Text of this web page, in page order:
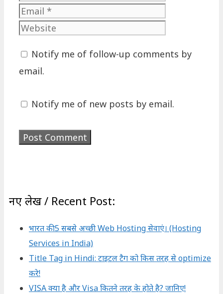
Notify me of follow-up comments by
email.
Notify me of new posts by email.
नए लेख / Recent Post:
भारत की 5 सबसे अच्छी Web Hosting सेवाएं। (Hosting
Services in India)
Title Tag in Hindi: टाइटल टैग को किस तरह से optimize
करे!
VISA क्या है और Visa कितने तरह के होते है? जानिए!